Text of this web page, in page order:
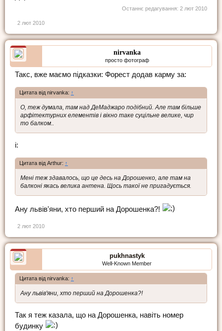
Останнє редагування: 2 лют 2010
2 лют 2010
nirvanka
просто фотограф
Такс, вже маємо підказки: Форест додав карму за:
Цитата від nirvanka: ↑
О, теж думала, там над ДеМаджаро подібний. Але там більше
арфітектурних елементів і вікно таке суцільне велике, чир
то балком..
і:
Цитата від Arthur: ↑
Мені теж здавалось, що це десь на Дорошенко, але там на
балконі якась велика антена. Щось такої не пригадується.
Ану львів'яни, хто перший на Дорошенка?!
2 лют 2010
pukhnastyk
Well-Known Member
Цитата від nirvanka: ↑
Ану львів'яни, хто перший на Дорошенка?!
Так я теж казала, що на Дорошенка, навіть номер
будинку